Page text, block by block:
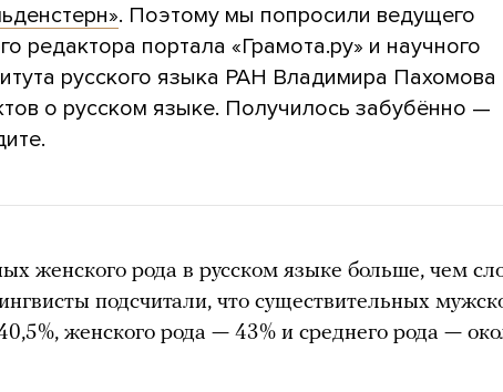
. Поэтому мы попросили ведущего
редактора портала «Грамота.ру» и научного
русского языка РАН Владимира Пахомова
о русском языке. Получилось забубённо —
женского рода в русском языке больше, чем
подсчитали, что существительных
женского рода — 43% и среднего рода —